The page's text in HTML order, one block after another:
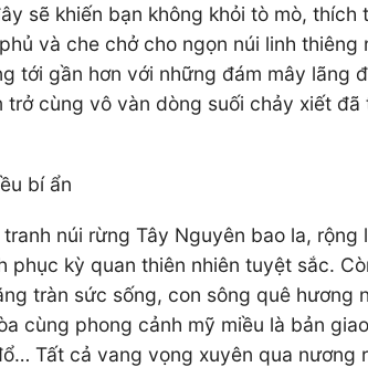
sẽ khiến bạn không khỏi tò mò,
và che chở cho ngọn núi linh
tới gần hơn với những đám mây lãng
cùng vô vàn dòng suối chảy xiết
bí ẩn
núi rừng Tây Nguyên bao la,
kỳ quan thiên nhiên tuyệt sắc.
tràn sức sống, con sông quê hương
cùng phong cảnh mỹ miều là bản
Tất cả vang vọng xuyên qua nương